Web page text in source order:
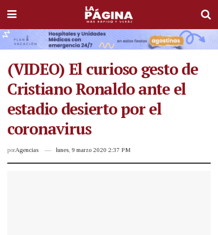
(VIDEO) El curioso gesto de
Cristiano Ronaldo ante el
estadio desierto por el
coronavirus
porAgencias lunes, 9 marzo 2020 2:37 PM